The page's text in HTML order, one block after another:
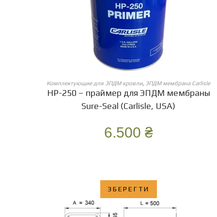
ОБЕРІТЬ ОПЦІЇ
Комплектующие для ЭПДМ кровли, ЭПДМ мембрана Carlisle
HP-250 – праймер для ЭПДМ мембраны
Sure-Seal (Carlisle, USA)
6.500 ₴
ЗБЕРЕГТИ